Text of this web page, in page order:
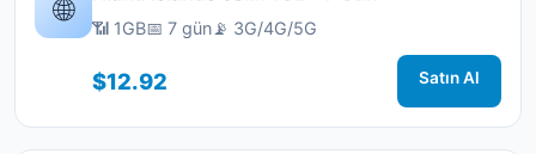
🌐
📶 1GB📅 7 gün📡 3G/4G/5G
$12.92 Satın Al